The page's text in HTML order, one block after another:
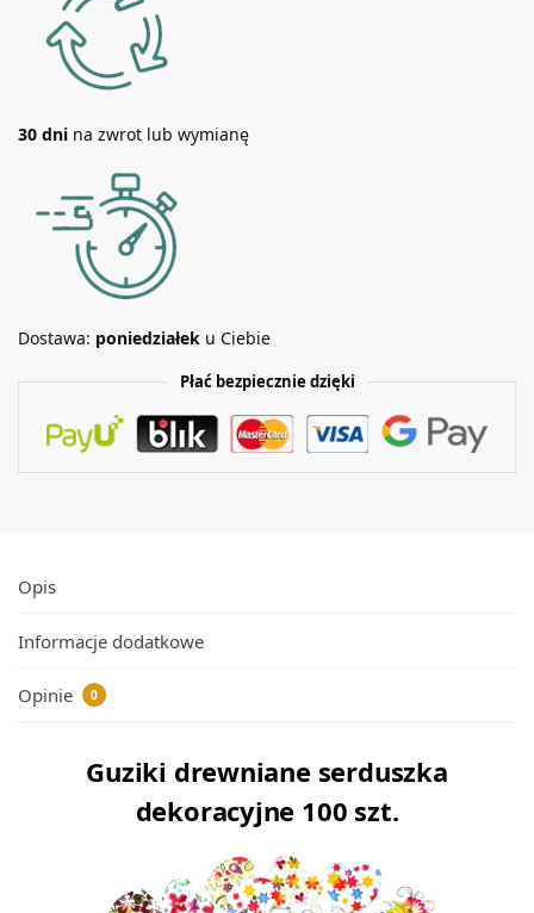
30 dni na zwrot lub wymianę
Dostawa: poniedziałek u Ciebie
Płać bezpiecznie dzięki
Opis
Informacje dodatkowe
Opinie 0
Guziki drewniane serduszka
dekoracyjne 100 szt.